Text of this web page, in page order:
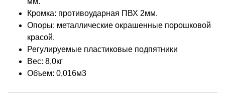
Кромка: противоударная ПВХ 2мм.
Опоры: металлические окрашенные порошковой
красой.
Регулируемые пластиковые подпятники
Вес: 8,0кг
Объем: 0,016м3